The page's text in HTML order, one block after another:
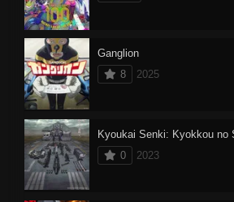
Ganglion
8
2025
Kyoukai Senki: Kyokkou no
0
2023